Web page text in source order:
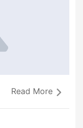
Read More